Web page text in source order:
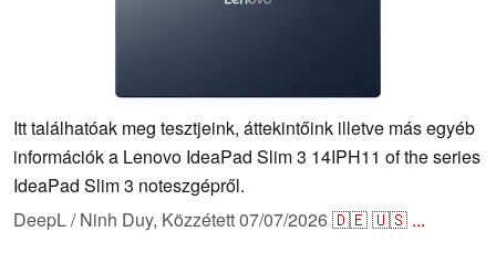
Itt találhatóak meg tesztjeink, áttekintőink illetve más egyéb
információk a Lenovo IdeaPad Slim 3 14IPH11 of the series
IdeaPad Slim 3 noteszgépről.
DeepL / Ninh Duy, Közzétett07/07/2026🇩🇪🇺🇸 ...